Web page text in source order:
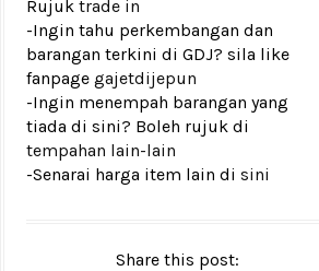
Rujuk trade in
-Ingin tahu perkembangan dan
barangan terkini di GDJ? sila like
fanpage gajetdijepun
-Ingin menempah barangan yang
tiada di sini? Boleh rujuk di
tempahan lain-lain
-Senarai harga item lain di sini
Share this post: